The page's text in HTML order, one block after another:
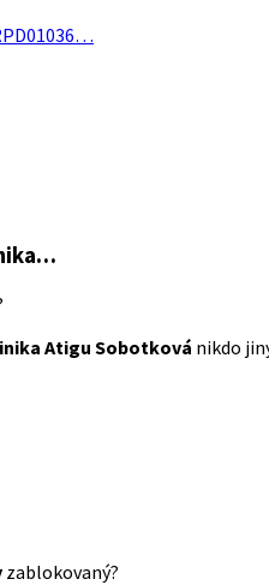
Atigu Sobotková nikdo
zablokovaný?